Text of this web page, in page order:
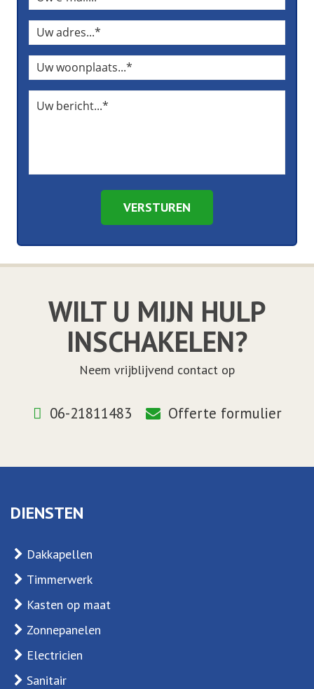
VERSTUREN
WILT U MIJN HULP
INSCHAKELEN?
Neem vrijblijvend contact op
06-21811483 Offerte formulier
DIENSTEN
Dakkapellen
Timmerwerk
Kasten op maat
Zonnepanelen
Electricien
Sanitair